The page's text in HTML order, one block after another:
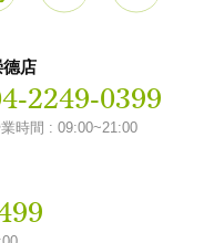
德店
2249-0399
時間 : 09:00~21:00